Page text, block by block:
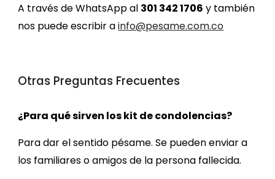
A través deWhatsApp al 301 342 1706 y también
nos puede escribir ainfo@pesame.com.co
Otras Preguntas Frecuentes
¿Para qué sirven loskit de condolencias?
Para dar el sentido pésame. Se pueden enviar a
los familiares o amigos de la persona fallecida.